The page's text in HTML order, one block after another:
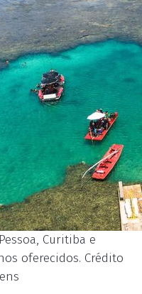
Curitiba e
oferecidos. Crédito